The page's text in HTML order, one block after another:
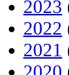
2023
2022
2021